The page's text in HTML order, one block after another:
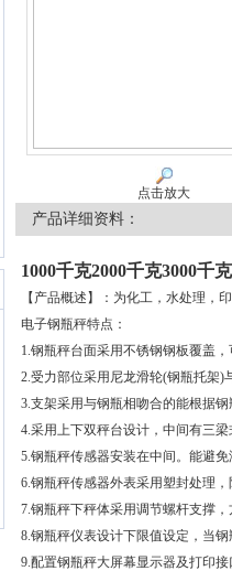
点击放大
产品详细资料：
1000千克2000千克3000千
【产品概述】：为化工，水处理，
电子钢瓶秤特点：
1.钢瓶秤台面采用不锈钢钢板覆盖，
2.受力部位采用尼龙滑轮(钢瓶托架)
3.支架采用与钢瓶相吻合的能根据钢
4.采用上下双秤台设计，中间有三
5.钢瓶秤传感器安装在中间。能避免
6.钢瓶秤传感器外表采用塑封处理，
7.钢瓶秤下秤体采用调节螺杆支撑
8.钢瓶秤仪表设计下限值设定，当
9.配置钢瓶秤大屏幕显示器及打印